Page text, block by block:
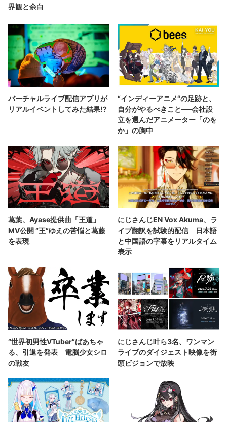
界観と余白
バーチャルライブ配信アプリが
リアルイベントしてみた結果!?
“インディーアニメ“の足跡と、
自分がやるべきこと──会社設
立を選んだアニメーター「のを
か」の胸中
葛葉、Ayase提供曲「王道」
MV公開 “王”ゆえの苦悩と葛藤
を表現
にじさんじEN Vox Akuma、ラ
イブ翻訳を試験的配信 日本語
と中国語の字幕をリアルタイム
表示
“世界初男性VTuber”ばあちゃ
る、引退を発表 電脳少女シロ
の戦友
にじさんじ叶ら3名、ワンマン
ライブのダイジェスト映像を街
頭ビジョンで放映